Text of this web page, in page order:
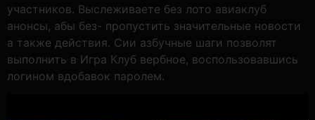
участников. Выслеживаете без лото авиаклуб
анонсы, абы без- пропустить значительные новости
а также действия. Сии азбучные шаги позволят
выполнить в Игра Клуб вербное, воспользовавшись
логином вдобавок паролем.